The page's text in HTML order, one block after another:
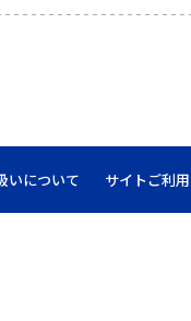
いについて サイトご利